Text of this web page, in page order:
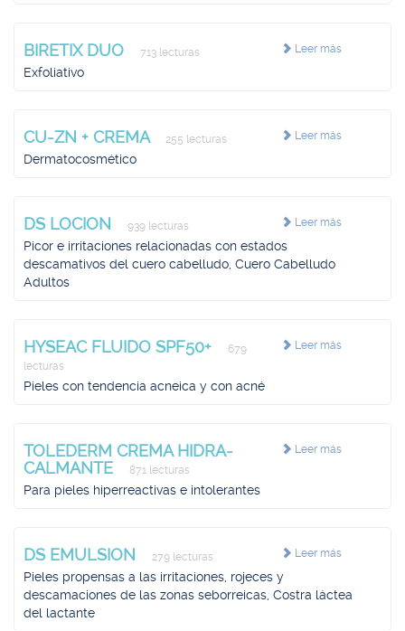
Leer más
BIRETIX DUO 713 lecturas
Exfoliativo
Leer más
CU-ZN + CREMA 255 lecturas
Dermatocosmético
Leer más
DS LOCION 939 lecturas
Picor e irritaciones relacionadas con estados
descamativos del cuero cabelludo, Cuero Cabelludo
Adultos
Leer más
HYSEAC FLUIDO SPF50+
679
lecturas
Pieles con tendencia acneica y con acné
Leer más
TOLEDERM CREMA HIDRA-
CALMANTE
871 lecturas
Para pieles hiperreactivas e intolerantes
Leer más
DS EMULSION 279 lecturas
Pieles propensas a las irritaciones, rojeces y
descamaciones de las zonas seborreicas, Costra láctea
del lactante